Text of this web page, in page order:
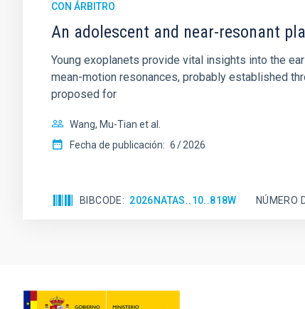
CON ÁRBITRO
An adolescent and near-resonant
Young exoplanets provide vital insights into the
mean-motion resonances, probably established
proposed for
Wang, Mu-Tian et al.
Fecha de publicación: 6 2026
BIBCODE 2026NATAS..10..818W NÚMERO